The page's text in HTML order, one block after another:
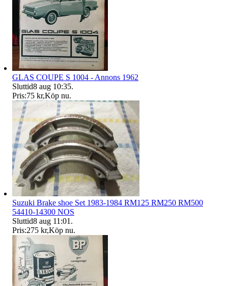
GLAS COUPE S 1004 - Annons 1962
Sluttid8 aug 10:35.
Pris:75 kr,Köp nu.
Suzuki Brake shoe Set 1983-1984 RM125 RM250 RM500
54410-14300 NOS
Sluttid8 aug 11:01 .
Pris:275 kr,Köp nu.